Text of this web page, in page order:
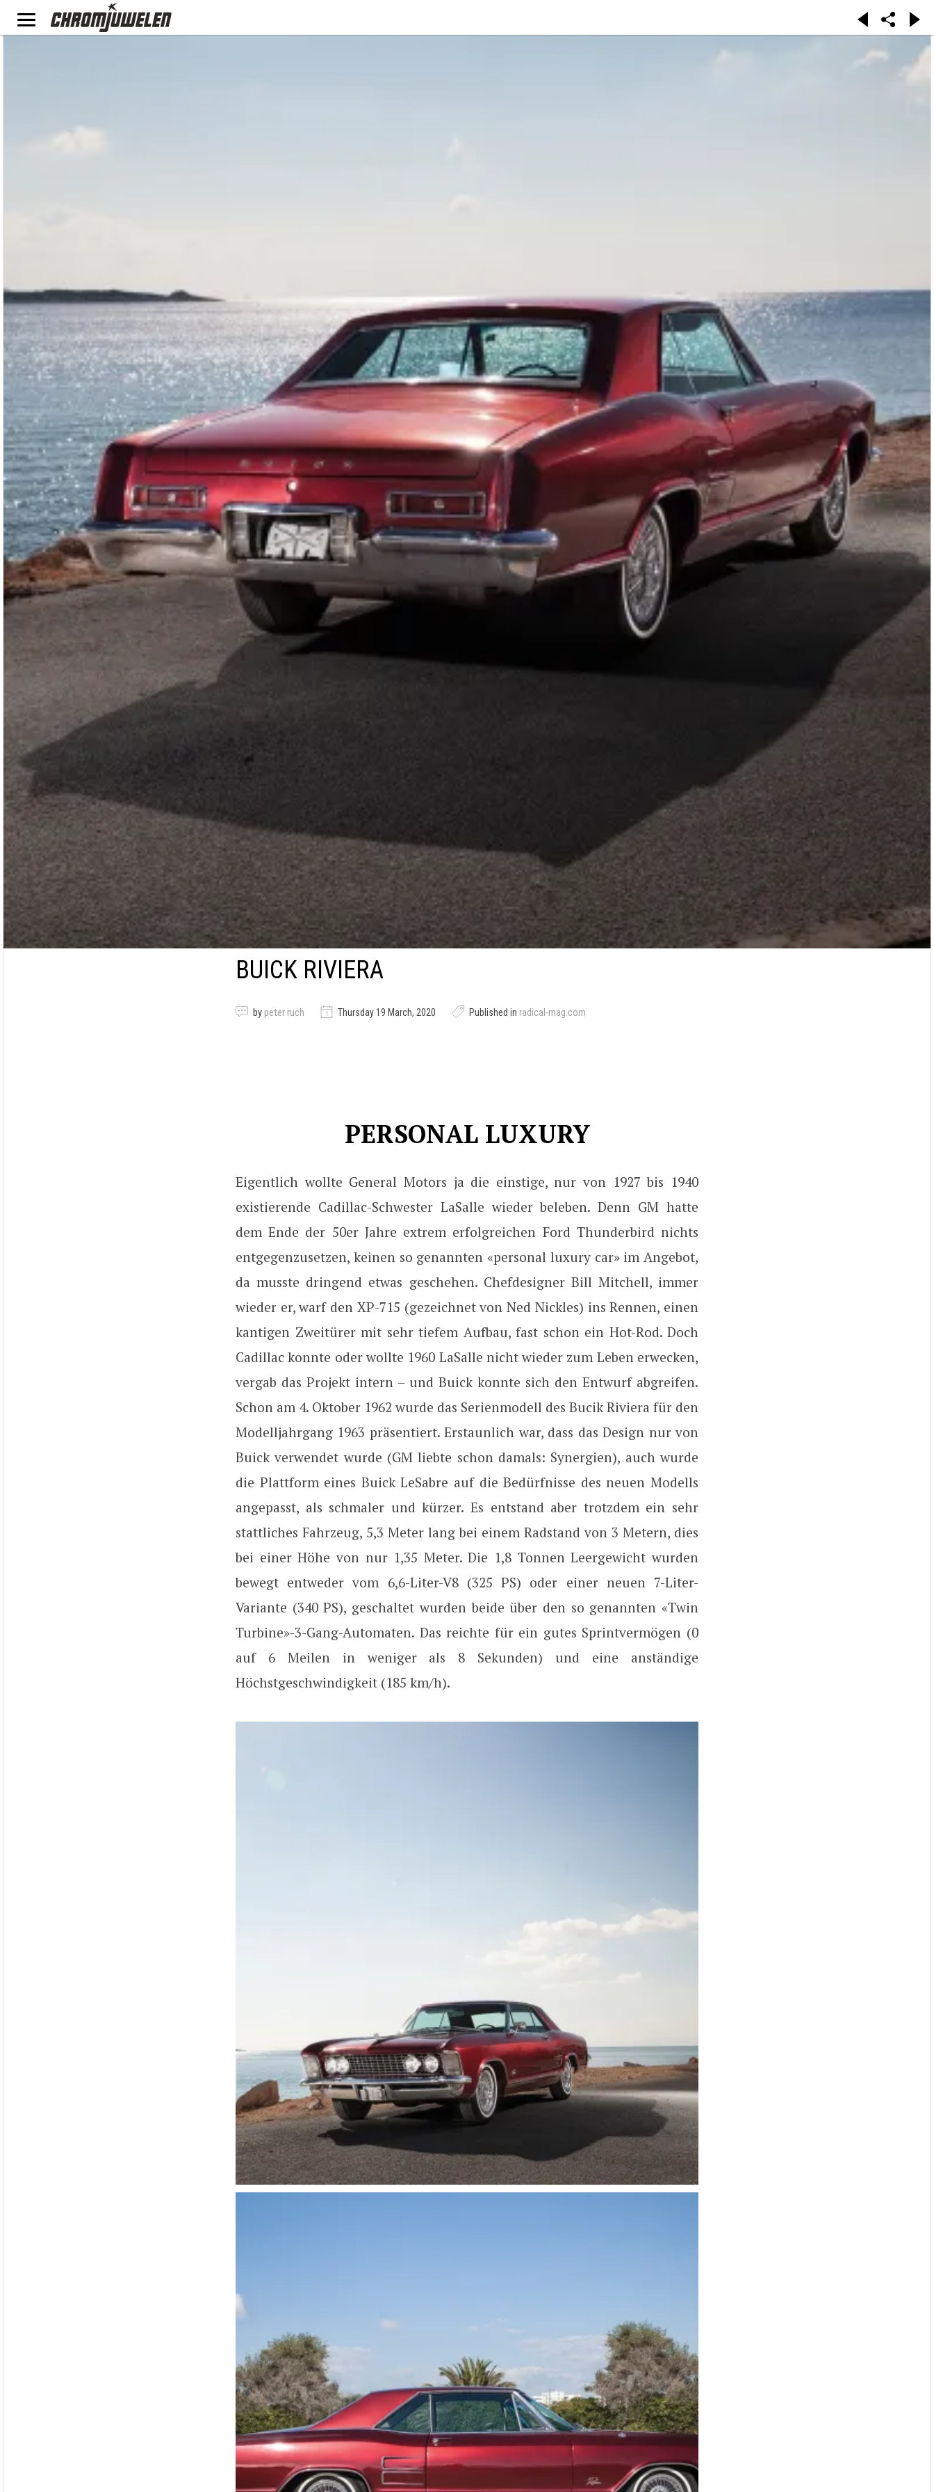
BUICK RIVIERA
by peter ruch Thursday 19 March, 2020 Published in radical-mag.com
PERSONAL LUXURY
Eigentlich wollte General Motors ja die einstige, nur von 1927 bis 1940
existierende Cadillac-Schwester LaSalle wieder beleben. Denn GM hatte
dem Ende der 50er Jahre extrem erfolgreichen Ford Thunderbird nichts
entgegenzusetzen, keinen so genannten «personal luxury car» im Angebot,
da musste dringend etwas geschehen. Chefdesigner Bill Mitchell, immer
wieder er, warf den XP-715 (gezeichnet von Ned Nickles) ins Rennen, einen
kantigen Zweitürer mit sehr tiefem Aufbau, fast schon ein Hot-Rod. Doch
Cadillac konnte oder wollte 1960 LaSalle nicht wieder zum Leben erwecken,
vergab das Projekt intern – und Buick konnte sich den Entwurf abgreifen.
Schon am 4. Oktober 1962 wurde das Serienmodell des Bucik Riviera für den
Modelljahrgang 1963 präsentiert. Erstaunlich war, dass das Design nur von
Buick verwendet wurde (GM liebte schon damals: Synergien), auch wurde
die Plattform eines Buick LeSabre auf die Bedürfnisse des neuen Modells
angepasst, als schmaler und kürzer. Es entstand aber trotzdem ein sehr
stattliches Fahrzeug, 5,3 Meter lang bei einem Radstand von 3 Metern, dies
bei einer Höhe von nur 1,35 Meter. Die 1,8 Tonnen Leergewicht wurden
bewegt entweder vom 6,6-Liter-V8 (325 PS) oder einer neuen 7-Liter-
Variante (340 PS), geschaltet wurden beide über den so genannten «Twin
Turbine»-3-Gang-Automaten. Das reichte für ein gutes Sprintvermögen (0
auf 6 Meilen in weniger als 8 Sekunden) und eine anständige
Höchstgeschwindigkeit (185 km/h).